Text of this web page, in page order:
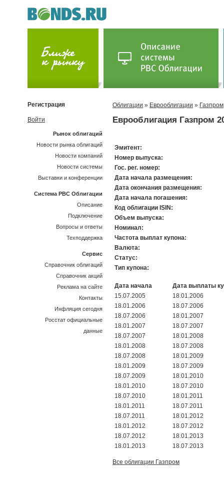
Облигации » Еврооблигации » Газпром
Еврооблигация Газпром
Эмитент:
Номер выпуска:
Гос. рег. номер:
Дата начала размещения:
Дата окончания размещения:
Дата начала погашения:
Код облигации ISIN:
Объем выпуска:
Номинал:
Частота выплат купона:
Валюта:
Статус:
Тип купона:
Дата начала
Дата выплаты
15.07.2005
18.01.2006
18.01.2006
18.07.2006
18.07.2006
18.01.2007
18.01.2007
18.07.2007
18.07.2007
18.01.2008
18.01.2008
18.07.2008
18.07.2008
18.01.2009
18.01.2009
18.07.2009
18.07.2009
18.01.2010
18.01.2010
18.07.2010
18.07.2010
18.01.2011
18.01.2011
18.07.2011
18.07.2011
18.01.2012
18.01.2012
18.07.2012
18.07.2012
18.01.2013
18.01.2013
18.07.2013
Все облигации Газпром
Регистрация
Войти
Рынок облигаций
Новости рынка облигаций
Новости компаний
Новости системы
Выставки и конференции
Система РВС Облигации
Описание
Подключение
Вопросы и ответы
Техподдержка
Сервис
Справочник облигаций
Справочник акций
Реклама на сайте
Контакты
Инфляция сегодня
Росстат официальные
данные